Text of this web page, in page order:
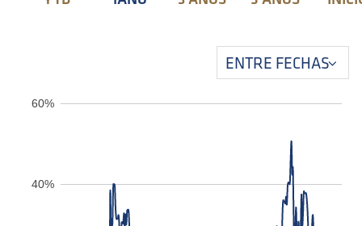
40%
60%